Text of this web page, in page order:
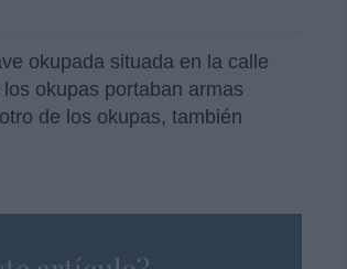
okupada situada en la calle
okupas portaban armas
de los okupas, también